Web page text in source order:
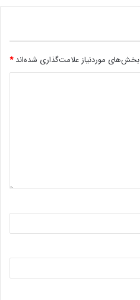
بخش‌های موردنیاز علامت‌گذاری شده‌اند*